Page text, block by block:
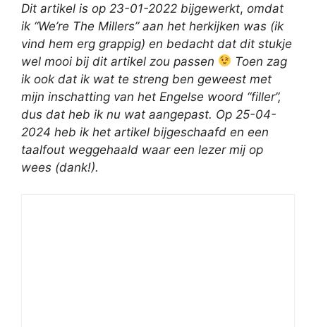
Dit artikel is op 23-01-2022 bijgewerkt, omdat
ik “We’re The Millers” aan het herkijken was (ik
vind hem erg grappig) en bedacht dat dit stukje
wel mooi bij dit artikel zou passen
Toen zag
ik ook dat ik wat te streng ben geweest met
mijn inschatting van het Engelse woord “filler”,
dus dat heb ik nu wat aangepast. Op 25-04-
2024 heb ik het artikel bijgeschaafd en een
taalfout weggehaald waar een lezer mij op
wees (dank!).